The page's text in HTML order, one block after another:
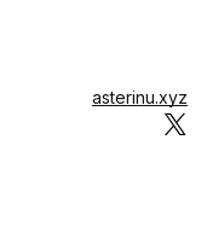
asterinu.xyz